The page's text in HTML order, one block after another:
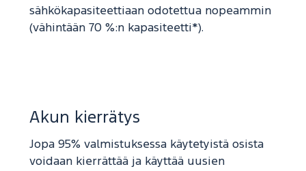
sähkökapasiteettiaan odotettua nopeammin
(vähintään 70 %:n kapasiteetti*).
Akun kierrätys
Jopa 95% valmistuksessa käytetyistä osista
voidaan kierrättää ja käyttää uusien